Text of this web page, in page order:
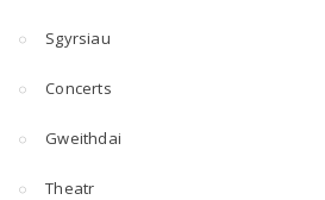
Sgyrsiau
Concerts
Gweithdai
Theatr